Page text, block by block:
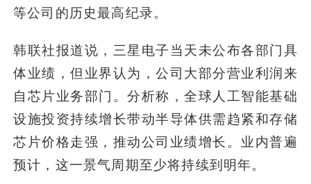
等公司的历史最高纪录。
韩联社报道说，三星电子当天未公布各部门具
体业绩，但业界认为，公司大部分营业利润来
自芯片业务部门。分析称，全球人工智能基础
设施投资持续增长带动半导体供需趋紧和存储
芯片价格走强，推动公司业绩增长。业内普遍
预计，这一景气周期至少将持续到明年。